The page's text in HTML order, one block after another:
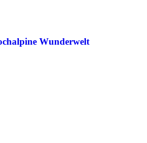
Wunderwelt